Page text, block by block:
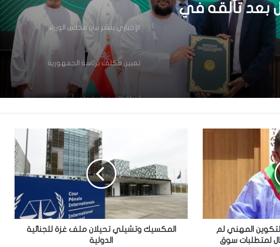
بعد تألقه في
العُماني
الإخباري ينشر بيان مجلس الوزراء
تعيين مكلف برئاسة الجمهورية
تساقطات مطرية على أربع
مجلس الوزراء يعقد اجتماعه الأسبوعي
تعيين رئيس للمجلس الوطني للتنظيم
تعيين مستشارين بديوان الوزير الأول
المهني لم
لمتطلبات سوق
المكسيك وتشيلي تحيلان ملف غزة للجنائية
الدولية